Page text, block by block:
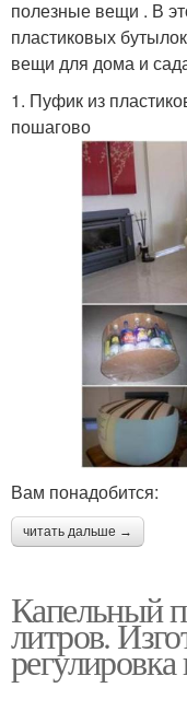
полезные вещи . В
пластиковых
вещи для дома и
1. Пуфик из
пошагово
Вам понадобится:
читать дальше →
Капельный
литров.